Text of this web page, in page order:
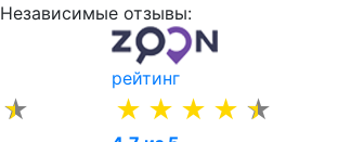
Независимые отзывы:
рейтинг